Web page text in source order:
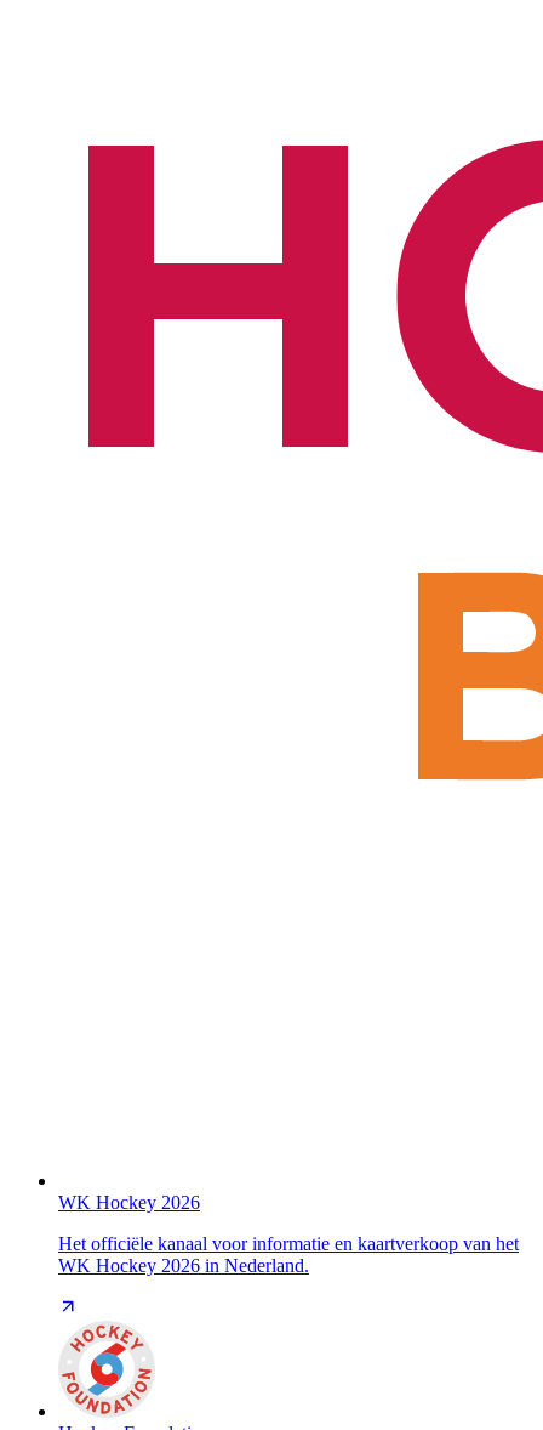
WK Hockey 2026
Het officiële kanaal voor informatie en kaartverkoop van het
WK Hockey 2026 in Nederland.